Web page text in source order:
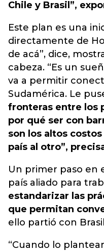
Chile y Brasil”,
Este plan es una
directamente de
de acá”, dice,
cabeza. “Es un
va a permitir
Sudamérica. Le
fronteras entre los
por qué ser con
son los altos
país al otro”,
Un primer paso en
país aliado para
estandarizar las
que permitan
ello partió con
“Cuando lo